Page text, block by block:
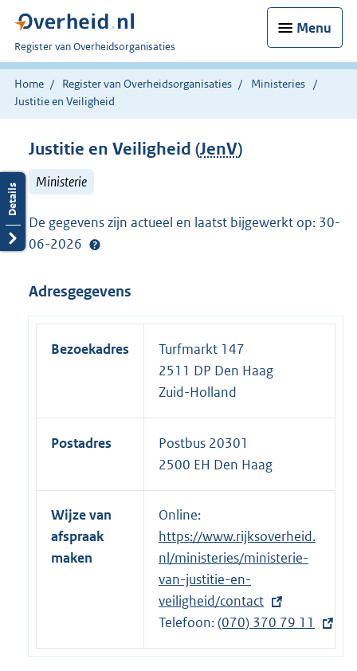
Menu
U
bent
nu
hier:
Register van Overheidsorganisaties
Home Register van Overheidsorganisaties
Ministeries
Justitie en Veiligheid
Justitie en Veiligheid (JenV)
Ministerie
De gegevens zijn actueel en laatst bijgewerkt op: 30-
06-2026
Adresgegevens
Bezoekadres
Turfmarkt 147
2511 DP Den Haag
Zuid-Holland
Postadres
Postbus 20301
2500 EH Den Haag
Wijze van
afspraak
maken
Online:
x
t
e
r
n
e
https://www.rijksoverheid.
nl/ministeries/ministerie-
van-justitie-en-
veiligheid/contact
Telefoon:E
x
(070) 370 79 11